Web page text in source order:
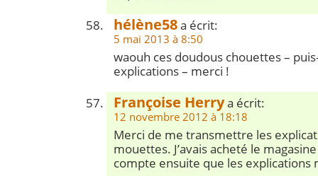
hélène58a écrit:
5 mai 2013 à 8:50
waouh ces doudous chouettes –
explications – merci !
Françoise Herrya écrit:
12 novembre 2012 à 18:18
Merci de me transmettre les
mouettes. J’avais acheté le
compte ensuite que les explications